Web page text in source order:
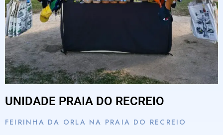
UNIDADE PRAIA DO RECREIO
FEIRINHA DA ORLA NA PRAIA DO RECREIO